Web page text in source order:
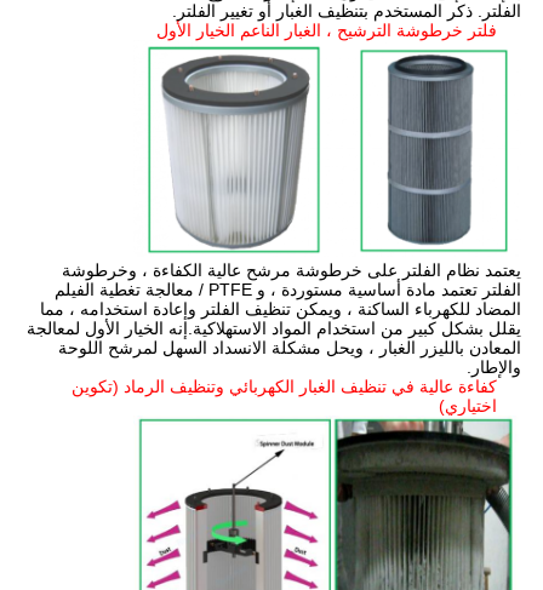
الفلتر. ذكر المستخدم بتنظيف الغبار أو تغيير الفلتر.
فلتر خرطوشة الترشيح ، الغبار الناعم الخيار الأول
يعتمد نظام الفلتر على خرطوشة مرشح عالية الكفاءة ، وخرطوشة
الفلتر تعتمد مادة أساسية مستوردة ، و PTFE / معالجة تغطية الفيلم
المضاد للكهرباء الساكنة ، ويمكن تنظيف الفلتر وإعادة استخدامه ، مما
يقلل بشكل كبير من استخدام المواد الاستهلاكية.إنه الخيار الأول لمعالجة
المعادن بالليزر الغبار ، ويحل مشكلة الانسداد السهل لمرشح اللوحة
والإطار.
كفاءة عالية في تنظيف الغبار الكهربائي وتنظيف الرماد (تكوين
اختياري)